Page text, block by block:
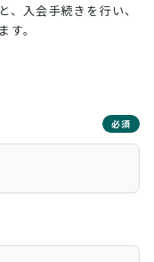
入会手続きを行い、
。
必須